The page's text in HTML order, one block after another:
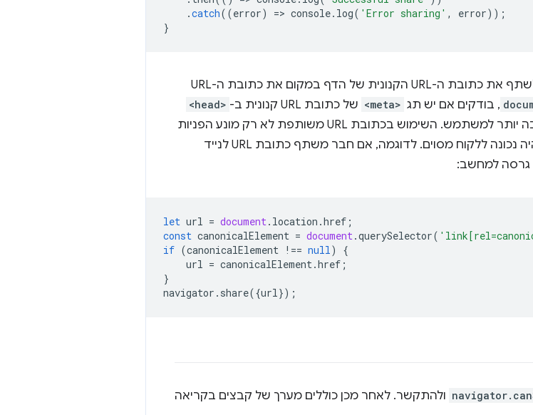
.catch((error) => console. log( 'Error sharing' , error));
}
אם באתר יש כמה כתובות URL לאותו תוכן, צריך לשתף את כתובת ה-URL הקנונית של הדף במקום את כתובת ה-URL
, בודקים אם יש תג <meta> של כתובת URL קנונית ב- <head>
של הדף ומשתפים אותו. כך אפשר לספק חוויה טובה יותר למשתמש. השימוש בכתובת URL משותפת לא רק מונע הפניות
אוטומטיות, אלא גם מבטיח שחוויית המשתמש תהיה נכונה ללקוח מסוים. לדוגמה, אם חבר משתף כתובת URL לנייד
גרסה למחשב:
let url = document . location .href ;
const canonicalElement = document .querySelector(
if (canonicalElement !== null )
{
url = canonicalElement .href ;
}
navigator . share({url });
ולהתקשר. לאחר מכן כוללים מערך של קבצים בקריאה